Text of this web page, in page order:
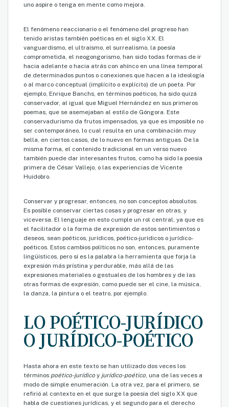
uno aspire o tenga en mente como mejora.
El fenómeno reaccionario o el fenómeno del progreso han
tenido aristas también poéticas en el siglo XX. El
vanguardismo, el ultraísmo, el surrealismo, la poesía
comprometida, el neogongorismo, han sido todas formas de ir
hacia adelante o hacia atrás con ahínco en una línea temporal
de determinados puntos o conexiones que hacen a la ideología
o al marco conceptual (implícito o explícito) de un poeta. Por
ejemplo, Enrique Banchs, en términos poéticos, ha sido quizá
conservador, al igual que Miguel Hernández en sus primeros
poemas, que se asemejaban al estilo de Góngora. Este
conservadurismo da frutos impensados, ya que es imposible no
ser contemporáneo, lo cual resulta en una combinación muy
bella, en ciertos casos, de lo nuevo en formas antiguas. De la
misma forma, el contenido tradicional en un verso nuevo
también puede dar interesantes frutos, como ha sido la poesía
primera de César Vallejo, o las experiencias de Vicente
Huidobro.
Conservar y progresar, entonces, no son conceptos absolutos.
Es posible conservar ciertas cosas y progresar en otras, y
viceversa. El lenguaje en esto cumple un rol central, ya que es
el facilitador o la forma de expresión de estos sentimientos o
deseos, sean poéticos, jurídicos, poético-jurídicos o jurídico-
poéticos. Estos cambios políticos no son, entonces, puramente
lingüísticos, pero sí es la palabra la herramienta que forja la
expresión más prístina y perdurable, más allá de las
expresiones materiales o gestuales de los hombres y de las
otras formas de expresión, como puede ser el cine, la música,
la danza, la pintura o el teatro, por ejemplo.
LO POÉTICO-JURÍDICO
O JURÍDICO-POÉTICO
Hasta ahora en este texto se han utilizado dos veces los
términos poético-jurídico y jurídico-poético, una de las veces a
modo de simple enumeración. La otra vez, para el primero, se
refirió al contexto en el que surge la poesía del siglo XX que
habla de cuestiones jurídicas, y el segundo para el derecho